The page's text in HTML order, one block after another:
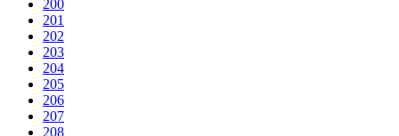
200
201
202
203
204
205
206
207
208